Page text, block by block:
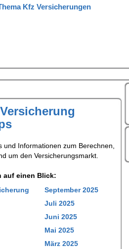
Informationen zum Berechnen,
um den Versicherungsmarkt.
auf einen Blick:
September 2025
Juli 2025
Juni 2025
Mai 2025
März 2025
Kfz Versicherungen